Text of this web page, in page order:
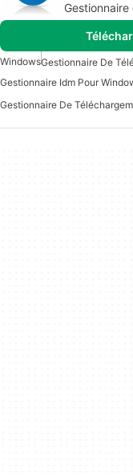
Windows
Gestionnaire Idm Pour